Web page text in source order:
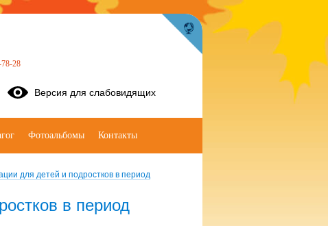
для детей и подростков в период
в период
28
Версия для слабовидящих
Фотоальбомы Контакты